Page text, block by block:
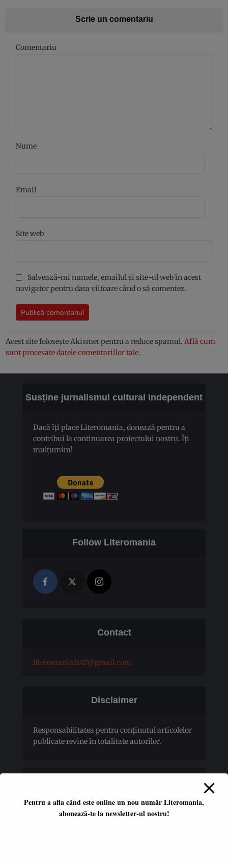
Scrie un comentariu
Comentariu
Nume
Email
Site web
Salvează-mi numele, emailul și site-ul web în acest
navigator pentru data viitoare când o să comentez.
Acest site folosește Akismet pentru a reduce spamul. Află cum
sunt procesate datele comentariilor tale.
Susține jurnalismul cultural independent
Dacă îți place Literomania, donează pentru a
contribui la continuarea proiectului nostru. Îți
mulțumim!
Follow Literomania
Contact
literomania2017@gmail.com
Disclaimer
Responsabilitatea pentru conţinutul articolelor
publicate revine în totalitate autorilor.
Pentru a afla când este online un nou număr Literomania,
abonează-te la newsletter-ul nostru!